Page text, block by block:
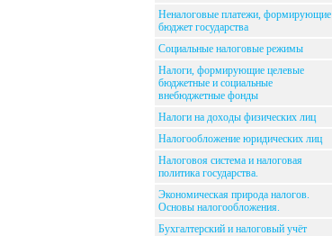
Неналоговые платежи, формирующие
бюджет государства
Социальные налоговые режимы
Налоги, формирующие целевые
бюджетные и социальные
внебюджетные фонды
Налоги на доходы физических лиц
Налогообложение юридических лиц
Налоговоя система и налоговая
политика государства.
Экономическая природа налогов.
Основы налогообложения.
Бухгалтерский и налоговый учёт